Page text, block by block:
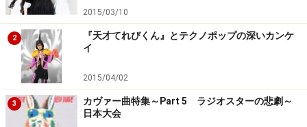
2015/03/10
2
『天才てれびくん』とテクノポップの深いカンケ
イ
2015/04/02
3
カヴァー曲特集～Part 5 ラジオスターの悲劇～
日本大会